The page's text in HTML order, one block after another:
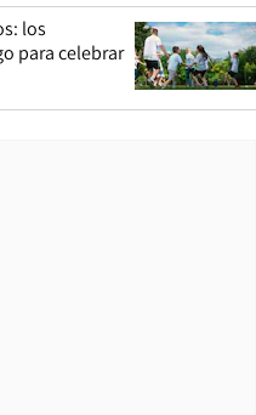
los
para celebrar